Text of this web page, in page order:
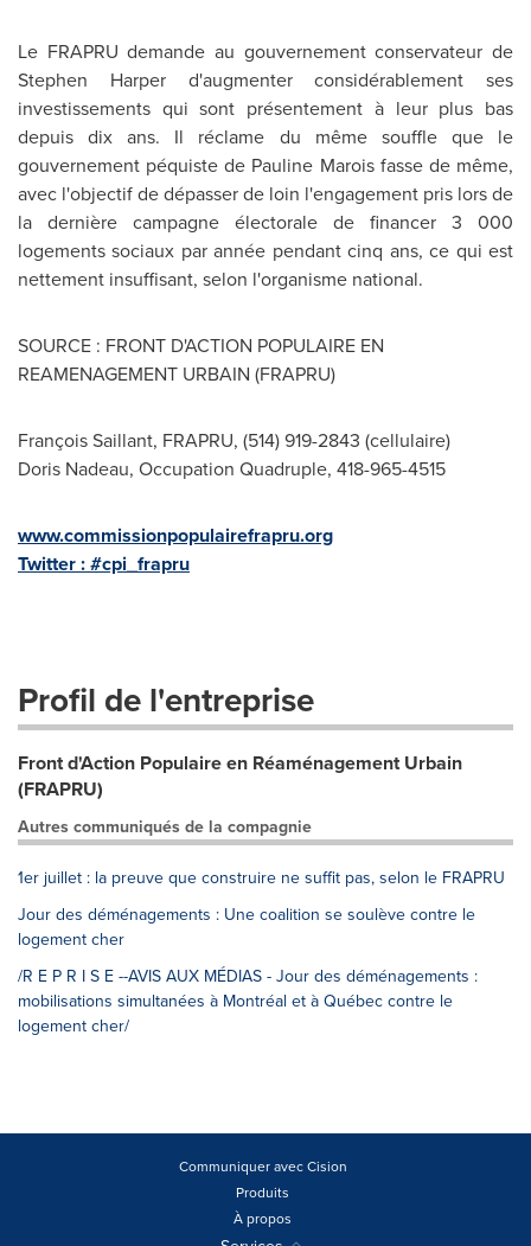
Le FRAPRU demande au gouvernement conservateur de
Stephen Harperd'augmenter considérablement ses
investissements qui sont présentement à leur plus bas
depuis dix ans. Il réclame du même souffle que le
gouvernement péquiste de Pauline Maroisfasse de même,
avec l'objectif de dépasser de loin l'engagement pris lors de
la dernière campagne électorale de financer 3 000
logements sociaux par année pendant cinq ans, ce qui est
nettement insuffisant, selon l'organisme national.
SOURCE : FRONT D'ACTION POPULAIRE EN
REAMENAGEMENT URBAIN (FRAPRU)
François Saillant, FRAPRU, (514) 919-2843 (cellulaire)
Doris Nadeau, Occupation Quadruple, 418-965-4515
www.commissionpopulairefrapru.org
Twitter : #cpi_frapru
Profil de l'entreprise
Front d'Action Populaire en Réaménagement Urbain
(FRAPRU)
Autres communiqués de la compagnie
1er juillet : la preuve que construire ne suffit pas, selon le FRAPRU
Jour des déménagements : Une coalition se soulève contre le
logement cher
/R E P R I S E --AVIS AUX MÉDIAS - Jour des déménagements :
mobilisations simultanées à Montréal et à Québec contre le
logement cher/
Communiquer avec Cision
Produits
À propos